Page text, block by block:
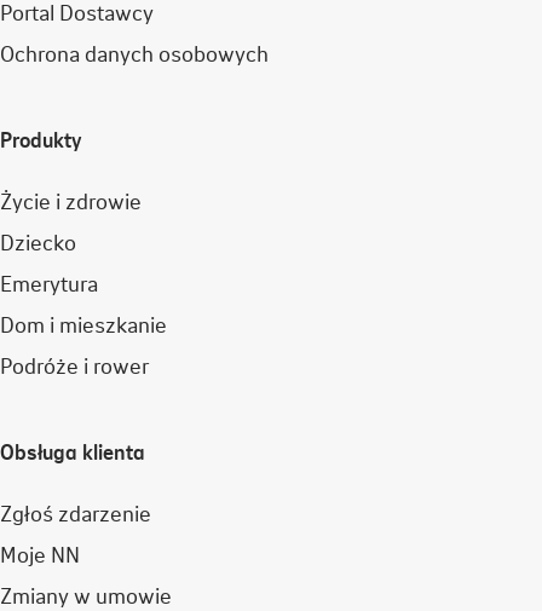
Portal Dostawcy
Ochrona danych osobowych
Produkty
Życie i zdrowie
Dziecko
Emerytura
Dom i mieszkanie
Podróże i rower
Obsługa klienta
Zgłoś zdarzenie
Moje NN
Zmiany w umowie